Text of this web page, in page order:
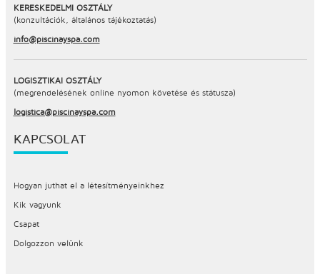
KERESKEDELMI OSZTÁLY
(konzultációk, általános tájékoztatás)
info@piscinayspa.com
LOGISZTIKAI OSZTÁLY
(megrendelésének online nyomon követése és státusza)
logistica@piscinayspa.com
KAPCSOLAT
Hogyan juthat el a létesítményeinkhez
Kik vagyunk
Csapat
Dolgozzon velünk